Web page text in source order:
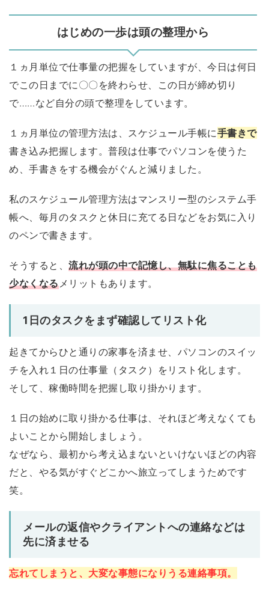
はじめの一歩は頭の整理から
１ヵ月単位で仕事量の把握をしていますが、今日は何日
でこの日までに〇〇を終わらせ、この日が締め切り
で……など自分の頭で整理をしています。
１ヵ月単位の管理方法は、スケジュール手帳に手書きで
書き込み把握します。普段は仕事でパソコンを使うた
め、手書きをする機会がぐんと減りました。
私のスケジュール管理方法はマンスリー型のシステム手
帳へ、毎月のタスクと休日に充てる日などをお気に入り
のペンで書きます。
そうすると、 流れが頭の中で記憶し、無駄に焦ることも
少なくなるメリットもあります。
1日のタスクをまず確認してリスト化
起きてからひと通りの家事を済ませ、パソコンのスイッ
チを入れ１日の仕事量（タスク）をリスト化します。
そして、稼働時間を把握し取り掛かります。
１日の始めに取り掛かる仕事は、それほど考えなくても
よいことから開始しましょう。
なぜなら、最初から考え込まないといけないほどの内容
だと、やる気がすぐどこかへ旅立ってしまうためです
笑。
メールの返信やクライアントへの連絡などは
先に済ませる
忘れてしまうと、大変な事態になりうる連絡事項。